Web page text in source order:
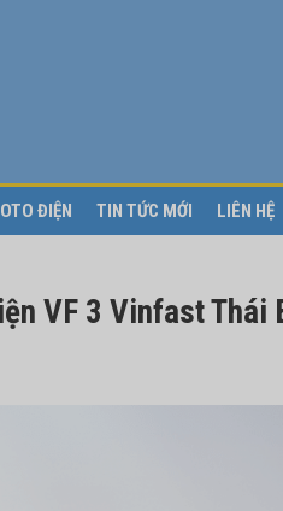
ĐIỆN TIN TỨC MỚI LIÊN HỆ
VF 3 Vinfast Thái